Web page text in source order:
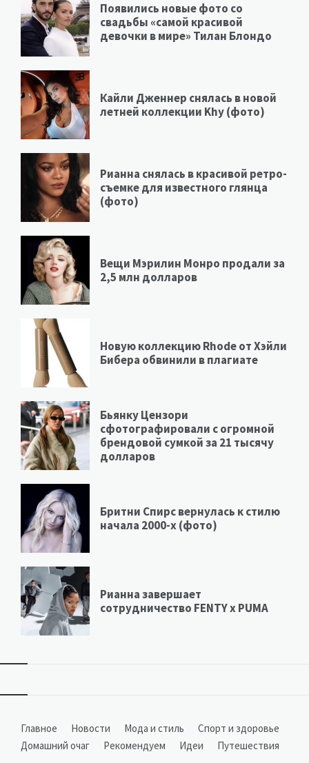
Появились новые фото со
свадьбы «самой красивой
девочки в мире» Тилан Блондо
Кайли Дженнер снялась в новой
летней коллекции Khy (фото)
Рианна снялась в красивой ретро-
съемке для известного глянца
(фото)
Вещи Мэрилин Монро продали за
2,5 млн долларов
Новую коллекцию Rhode от Хэйли
Бибера обвинили в плагиате
Бьянку Цензори
сфотографировали с огромной
брендовой сумкой за 21 тысячу
долларов
Бритни Спирс вернулась к стилю
начала 2000-х (фото)
Рианна завершает
сотрудничество FENTY х PUMA
Виджеты
Главное Новости Мода и стиль
Спорт и здоровье
Домашний очаг
Рекомендуем Идеи Путешествия